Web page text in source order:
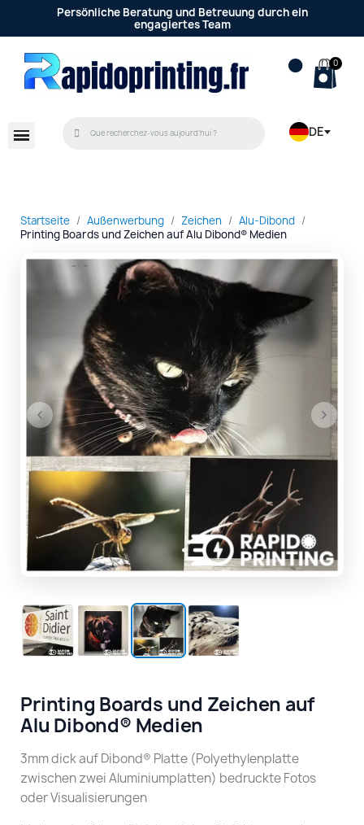
Persönliche Beratung und Betreuung durch ein
engagiertes Team
DE
Startseite Außenwerbung Zeichen
Alu-Dibond
Printing Boards und Zeichen auf Alu Dibond® Medien
Printing Boards und Zeichen auf
Alu Dibond® Medien
3mm dick auf Dibond® Platte (Polyethylenplatte
zwischen zwei Aluminiumplatten) bedruckte Fotos
oder Visualisierungen